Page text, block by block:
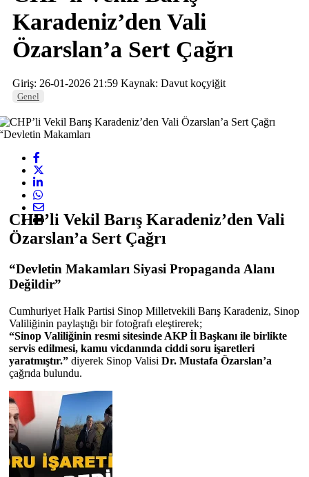
Karadeniz’den Vali
Özarslan’a Sert Çağrı
Giriş: 26-01-2026 21:59 Kaynak: Davut koçyiğit
Genel
CHP’li Vekil Barış Karadeniz’den Vali
Özarslan’a Sert Çağrı
“Devletin Makamları Siyasi Propaganda Alanı
Değildir”
Cumhuriyet Halk Partisi Sinop Milletvekili Barış Karadeniz, Sinop
Valiliğinin paylaştığı bir fotoğrafı eleştirerek;
“Sinop Valiliğinin resmi sitesinde AKP İl Başkanı ile birlikte
servis edilmesi, kamu vicdanında ciddi soru işaretleri
yaratmıştır.” diyerek Sinop Valisi Dr. Mustafa Özarslan’a
çağrıda bulundu.